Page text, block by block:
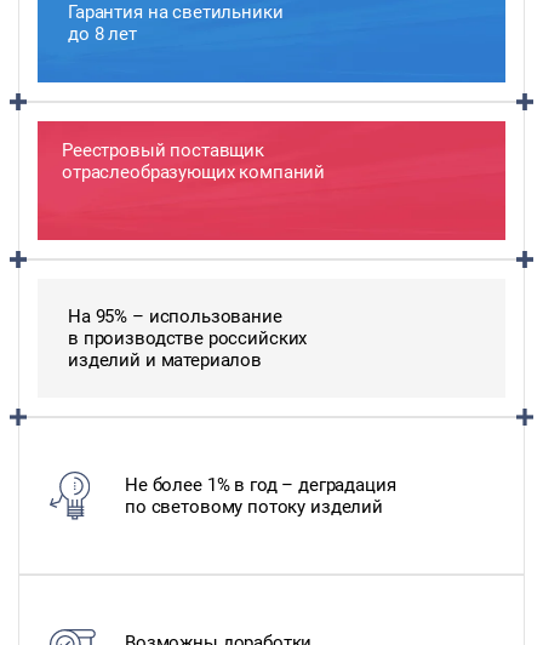
Гарантия на светильники
до 8 лет
Реестровый поставщик
отраслеобразующих компаний
На 95% – использование
в производстве российских
изделий и материалов
Не более 1% в год – деградация
по световому потоку изделий